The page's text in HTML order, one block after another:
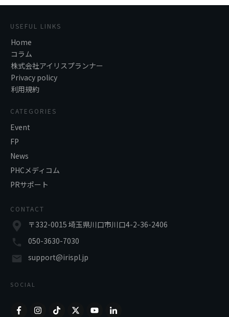
USEFUL LINKS
Home
コラム
株式会社アイリスプランナー
Privacy policy
利用規約
CATEGORIES
Event
FP
News
PHCメディコム
PRサポート
CONTACT
〒332-0015 埼玉県川口市川口4-2-36-2406
050-3630-7030
support@irispl.jp
SOCIAL